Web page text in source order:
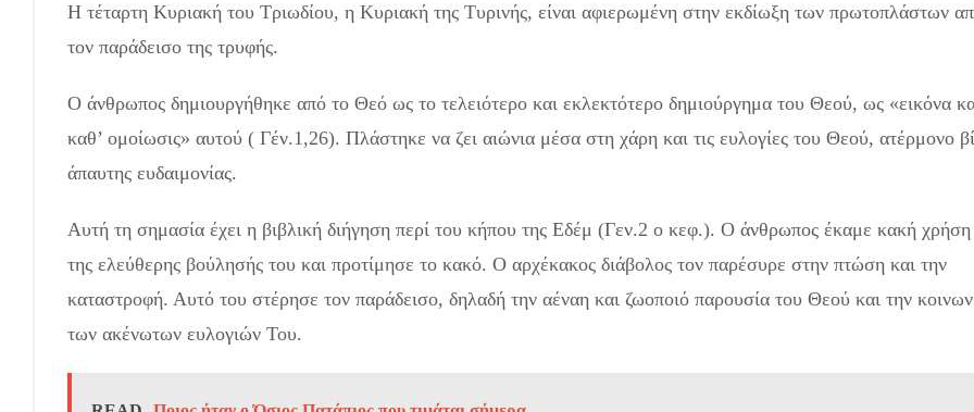
Η τέταρτη Κυριακή του Τριωδίου, η Κυριακή της Τυρινής, είναι αφιερωμένη στην εκδίωξη των πρωτοπλάστων
τον παράδεισο της τρυφής.
Ο άνθρωπος δημιουργήθηκε από το Θεό ως το τελειότερο και εκλεκτότερο δημιούργημα του Θεού, ως «εικόνα
καθ’ ομοίωσις» αυτού ( Γέν.1,26). Πλάστηκε να ζει αιώνια μέσα στη χάρη και τις ευλογίες του Θεού, ατέρμονο
άπαυτης ευδαιμονίας.
Αυτή τη σημασία έχει η βιβλική διήγηση περί του κήπου της Εδέμ (Γεν.2 ο κεφ.). Ο άνθρωπος έκαμε κακή χρήση
της ελεύθερης βούλησής του και προτίμησε το κακό. Ο αρχέκακος διάβολος τον παρέσυρε στην πτώση και την
καταστροφή. Αυτό του στέρησε τον παράδεισο, δηλαδή την αέναη και ζωοποιό παρουσία του Θεού και την
των ακένωτων ευλογιών Του.